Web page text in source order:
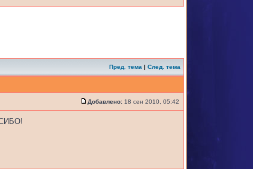
Пред. тема | След. тема
Добавлено: 18 сен 2010, 05:42